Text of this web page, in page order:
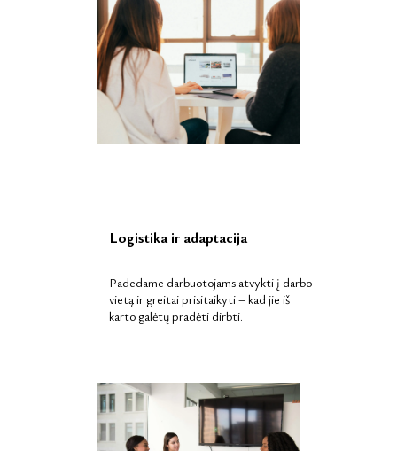
Logistika ir adaptacija
Padedame darbuotojams atvykti į darbo
vietą ir greitai prisitaikyti – kad jie iš
karto galėtų pradėti dirbti.